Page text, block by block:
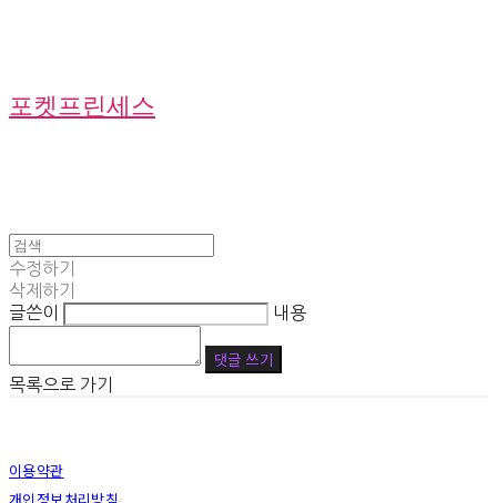
포켓프린세스
수정하기
삭제하기
글쓴이
내용
댓글 쓰기
목록으로 가기
이용약관